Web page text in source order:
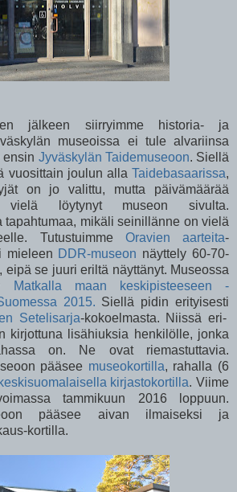
jälkeen siirryimme historia- ja
museoissa ei tule alvariinsa
ensin Jyväskylän Taidemuseoon. Siellä
vuosittain joulun alla Taidebasaarissa,
on jo valittu, mutta päivämäärää
vielä löytynyt museon sivulta.
tapahtumaa, mikäli seinillänne on vielä
Tutustuimme Oravien aarteita-
mieleen DDR-museon näyttely 60-70-
eipä se juuri eriltä näyttänyt. Museossa
Matkalla maan keskipisteeseen -
2015. Siellä pidin erityisesti
Setelisarja-kokoelmasta. Niissä eri-
kirjottuna lisähiuksia henkilölle, jonka
on. Ne ovat riemastuttavia.
pääsee museokortilla, rahalla (6
keskisuomalaisella kirjastokortilla. Viime
tammikuun 2016 loppuun.
pääsee aivan ilmaiseksi ja
kortilla.